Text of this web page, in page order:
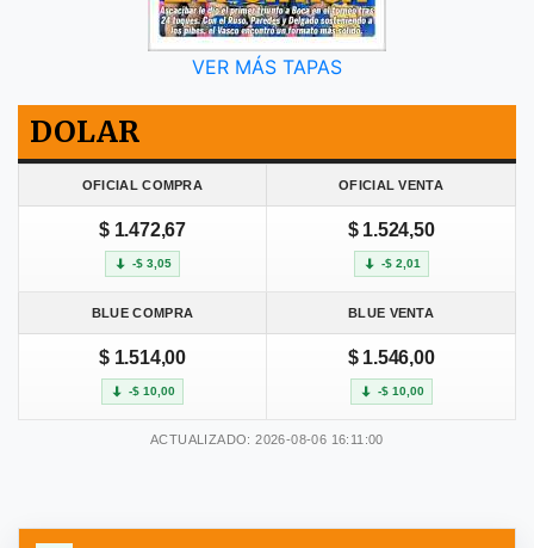
VER MÁS TAPAS
DOLAR
OFICIAL COMPRA OFICIAL VENTA
$ 1.472,67
-$ 3,05
$ 1.524,50
-$ 2,01
BLUE COMPRA BLUE VENTA
$ 1.514,00
-$ 10,00
$ 1.546,00
-$ 10,00
ACTUALIZADO: 2026-08-06 16:11:00